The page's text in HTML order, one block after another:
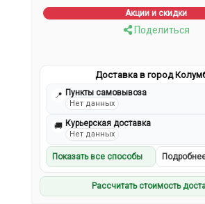
Акции и скидки
Поделиться
Доставка в город
📍 Пункты самовывоза
Нет данных
🚚 Курьерская доставка
Нет данных
Показать все способы
Рассчитать стоимость